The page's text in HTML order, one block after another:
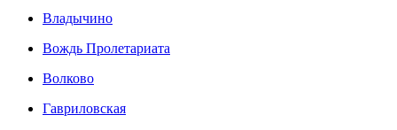
Владычино
Вождь Пролетариата
Волково
Гавриловская